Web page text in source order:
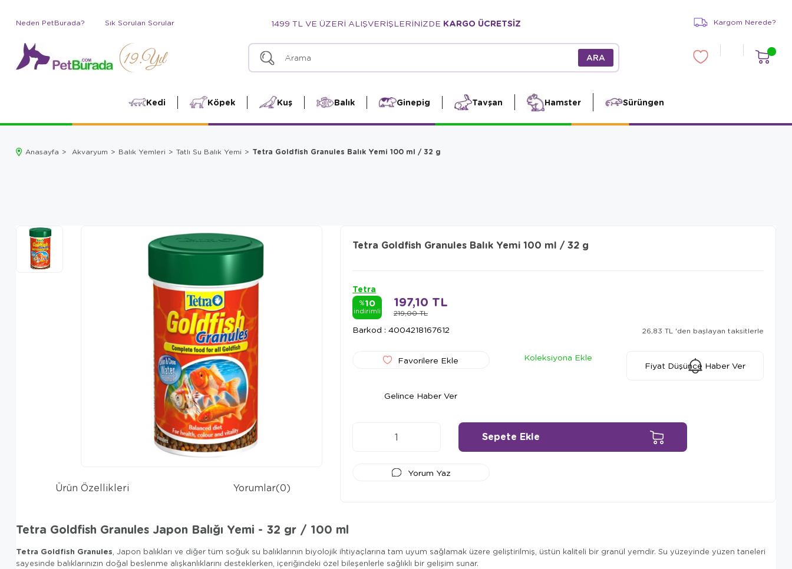
Neden PetBurada? Sık Sorulan Sorular 1499 TL VE ÜZERİ ALIŞVERİŞLERİNİZDE KARGO ÜCRETSİZ Kargom Nerede?
Kedi Köpek Kuş Balık Ginepig Tavşan Hamster Sürüngen
Anasayfa Akvaryum Balık Yemleri Tatlı Su Balık Yemi Tetra Goldfish Granules Balık Yemi 100 ml / 32 g
Tetra Goldfish Granules Balık Yemi 100 ml / 32 g
Tetra
%10
indirimli 219,00 TL
197,10 TL
Barkod : 4004218167612 26,83 TL 'den başlayan taksitlerle
Favorilere Ekle
Koleksiyona Ekle
Fiyat Düşünce Haber Ver
Gelince Haber Ver
Yorum Yaz
Ürün Özellikleri Yorumlar(0)
Tetra Goldfish Granules Japon Balığı Yemi - 32 gr / 100 ml
Tetra Goldfish Granules, Japon balıkları ve diğer tüm soğuk su balıklarının biyolojik ihtiyaçlarına tam uyum sağlamak üzere geliştirilmiş, üstün kaliteli bir granül yemdir. Su yüzeyinde yüzen taneleri
sayesinde balıklarınızın doğal beslenme alışkanlıklarını desteklerken, içeriğindeki özel bileşenlerle sağlıklı bir gelişim sunar.